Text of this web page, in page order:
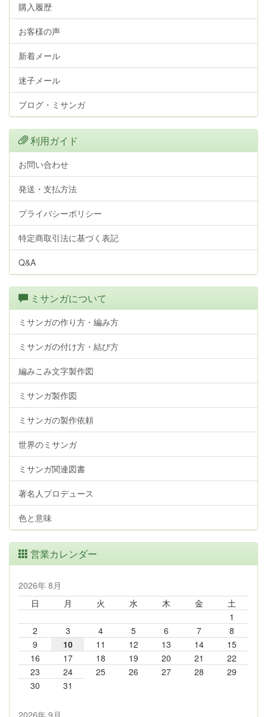
購入履歴
お客様の声
新着メール
迷子メール
ブログ・ミサンガ
利用ガイド
お問い合わせ
発送・支払方法
プライバシーポリシー
特定商取引法に基づく表記
Q&A
ミサンガについて
ミサンガの作り方・編み方
ミサンガの付け方・結び方
編みこみ文字製作図
ミサンガ製作図
ミサンガの製作依頼
世界のミサンガ
ミサンガ関連図書
著名人プロデュース
色と意味
営業カレンダー
2026年 8月
日
月 火 水 木 金
土
1
2
3 4 5 6 7
8
9
10 11 12 13 14
15
16
17 18 19 20 21
22
23
24 25 26 27 28
29
30
31
2026年 9月